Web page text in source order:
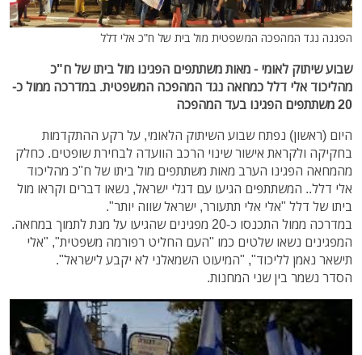
הפגנה נגד המהפכה המשפטית מול בית של ח"כ אלי דלל
שבוע שיתוק לאומי - מאות משתתפים הפגינו מול ביתו של ח"כ
מהליכוד אלי דלל כמחאה נגד המהפכה המשפטית. במדרכה ממול כ-
20 משתתפים הפגינו בעד המהפכה
היום (ראשון) נפתח שבוע השיתוק הלאומי, על רקע ההתקדמות
בחקיקה ולקראת אישור שינוי הרכב הוועדה לבחירת שופטים. כחלק
מהמחאה הפגינו הערב מאות משתתפים מול ביתו של ח"כ מהליכוד
אלי דלל.. המשתתפים הגיעו עם דגלי ישראל, נשאו דברים וקראו מול
ביתו של דלל "אלי אלי תתעורר, ישראל שווה יותר".
במדרכה ממול התכנסו כ-20 מפגינים שהגיעו על מנת לתמוך במחאה.
המפגינים נשאו שלטים כמו "העם החליט רפורמה משפטית", "אלי
תישאר נאמן לליכוד", "המיעוט השמאלני לא יקבע לישראל".
הסדר נשמר בין שני המחנות.